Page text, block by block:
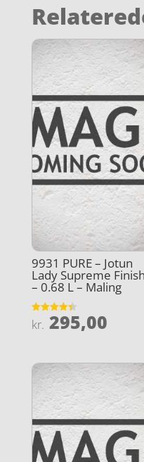
9931 PURE – Jotun
Lady Supreme Finish
– 0.68 L – Maling
Vurderet
4.4
kr. 295,00